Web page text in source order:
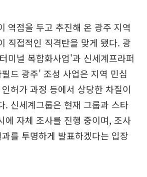
역점을 두고 추진해 온 광주 지역
직접적인 직격탄을 맞게 됐다. 광
미널 복합화사업'과 신세계프라퍼
드 광주' 조성 사업은 지역 민심
허가 과정 등에서 상당한 차질이
. 신세계그룹은 현재 그룹과 스타
에 자체 조사를 진행 중이며, 조사
를 투명하게 발표하겠다는 입장